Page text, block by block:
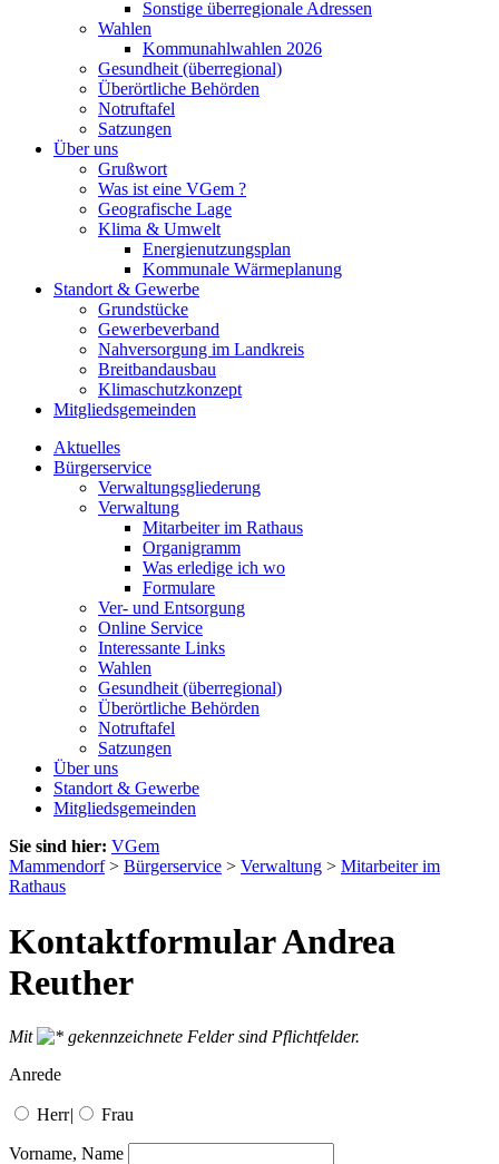
Sonstige überregionale Adressen
Wahlen
Kommunahlwahlen 2026
Gesundheit (überregional)
Überörtliche Behörden
Notruftafel
Satzungen
Über uns
Grußwort
Was ist eine VGem ?
Geografische Lage
Klima & Umwelt
Energienutzungsplan
Kommunale Wärmeplanung
Standort & Gewerbe
Grundstücke
Gewerbeverband
Nahversorgung im Landkreis
Breitbandausbau
Klimaschutzkonzept
Mitgliedsgemeinden
Aktuelles
Bürgerservice
Verwaltungsgliederung
Verwaltung
Mitarbeiter im Rathaus
Organigramm
Was erledige ich wo
Formulare
Ver- und Entsorgung
Online Service
Interessante Links
Wahlen
Gesundheit (überregional)
Überörtliche Behörden
Notruftafel
Satzungen
Über uns
Standort & Gewerbe
Mitgliedsgemeinden
Sie sind hier: VGem
Mammendorf> Bürgerservice > Verwaltung > Mitarbeiter im
Rathaus
Kontaktformular Andrea
Reuther
Mit
gekennzeichnete Felder sind Pflichtfelder.
Anrede
Herr| Frau
Vorname, Name